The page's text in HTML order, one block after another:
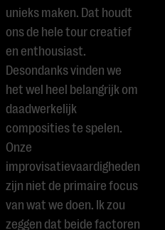
unieks maken. Dat houdt
ons de hele tour creatief
en enthousiast.
Desondanks vinden we
het wel heel belangrijk om
daadwerkelijk
composities te spelen.
Onze
improvisatievaardigheden
zijn niet de primaire focus
van wat we doen. Ik zou
zeggen dat beide factoren